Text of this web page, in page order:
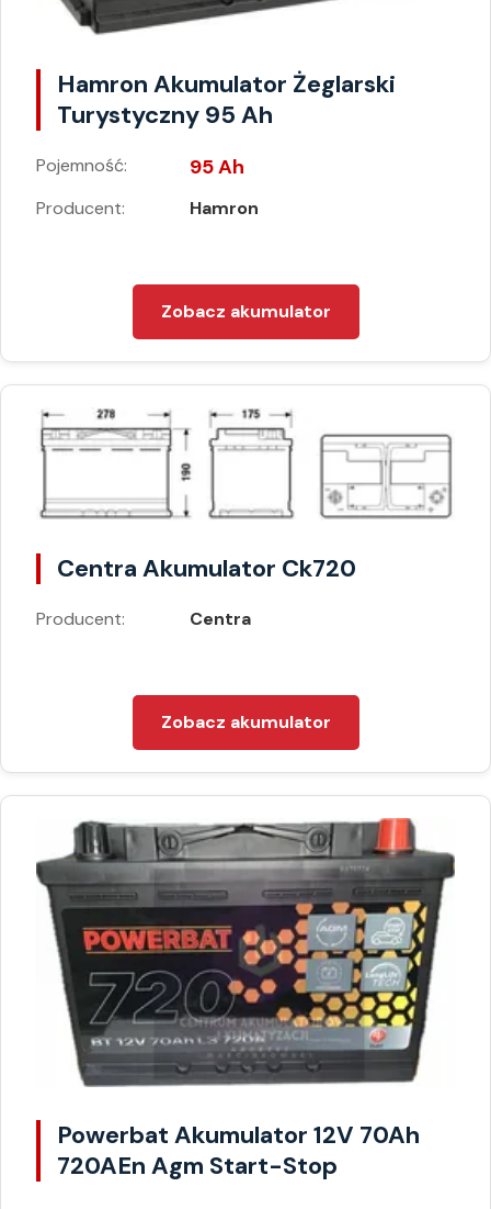
Hamron Akumulator Żeglarski
Turystyczny 95 Ah
Pojemność: 95 Ah
Producent: Hamron
Zobacz akumulator
Centra Akumulator Ck720
Producent: Centra
Zobacz akumulator
Powerbat Akumulator 12V 70Ah
720AEn Agm Start-Stop